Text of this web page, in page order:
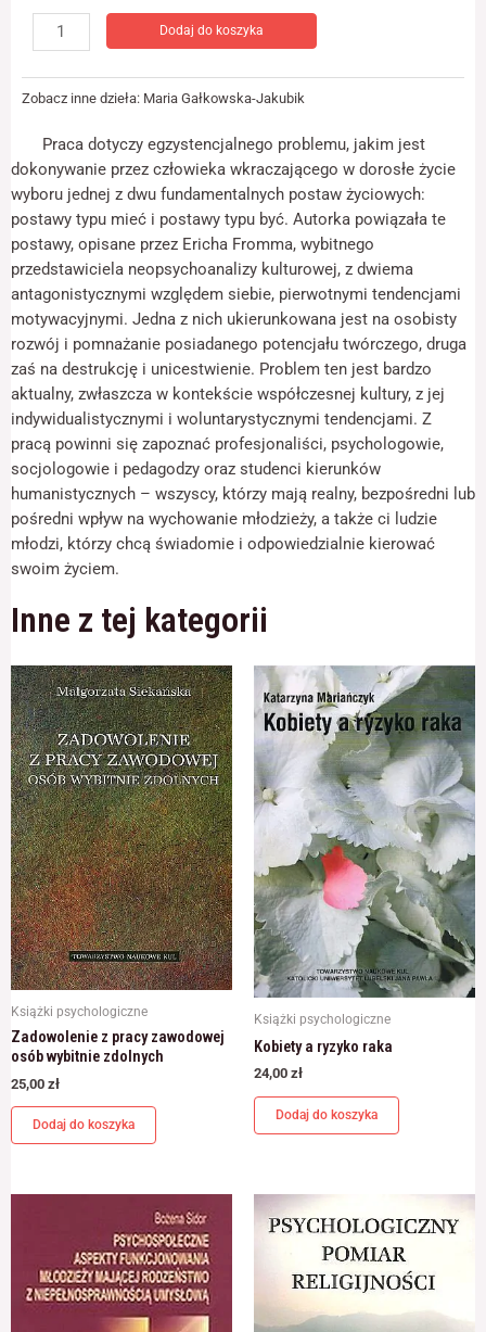
Mieć
czy
być?
Dodaj do koszyka
Zobacz inne dzieła: Maria Gałkowska-Jakubik
Praca dotyczy egzystencjalnego problemu, jakim jest
dokonywanie przez człowieka wkraczającego w dorosłe życie
wyboru jednej z dwu fundamentalnych postaw życiowych:
postawy typu mieć i postawy typu być. Autorka powiązała te
postawy, opisane przez Ericha Fromma, wybitnego
przedstawiciela neopsychoanalizy kulturowej, z dwiema
antagonistycznymi względem siebie, pierwotnymi tendencjami
motywacyjnymi. Jedna z nich ukierunkowana jest na osobisty
rozwój i pomnażanie posiadanego potencjału twórczego, druga
zaś na destrukcję i unicestwienie. Problem ten jest bardzo
aktualny, zwłaszcza w kontekście współczesnej kultury, z jej
indywidualistycznymi i woluntarystycznymi tendencjami. Z
pracą powinni się zapoznać profesjonaliści, psychologowie,
socjologowie i pedagodzy oraz studenci kierunków
humanistycznych – wszyscy, którzy mają realny, bezpośredni lub
pośredni wpływ na wychowanie młodzieży, a także ci ludzie
młodzi, którzy chcą świadomie i odpowiedzialnie kierować
swoim życiem.
Inne z tej kategorii
Książki psychologiczne
Zadowolenie z pracy zawodowej
osób wybitnie zdolnych
25,00 zł
Dodaj do koszyka
Książki psychologiczne
Kobiety a ryzyko raka
24,00 zł
Dodaj do koszyka
na nią. Jeśli
cookie, niektóre
funkcje znikną ze
internetowej.
Marketing
Udostępniając
swoje
zainteresowania i
zachowania
podczas
odwiedzania naszej
strony, zwiększasz
szansę na
zobaczenie
spersonalizowanych
treści i ofert.